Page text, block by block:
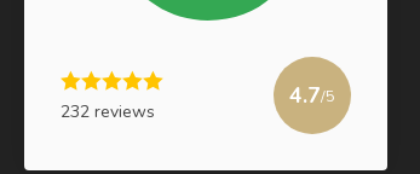
232 reviews
4.7/5